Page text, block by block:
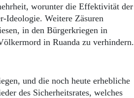
worunter die Effektivität der
Ideologie. Weitere Zäsuren
in den Bürgerkriegen in
in Ruanda zu verhindern.
und die noch heute erhebliche
des Sicherheitsrates, welches